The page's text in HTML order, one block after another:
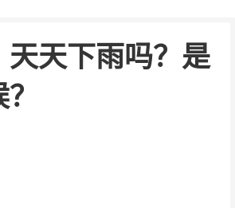
天天下雨吗？是